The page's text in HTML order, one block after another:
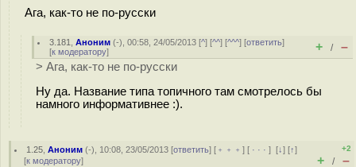
Ага, как-то не по-русски
3.181 ,Аноним (-), 00:58, 24/05/2013 [^] [^^] [^^^] [ответить]
[к модератору] + / –
> Ага, как-то не по-русски
Ну да. Название типа топичного там смотрелось бы
намного информативнее :).
1.25 ,Аноним (-), 10:08, 23/05/2013 [ответить] [ ﹢﹢﹢] [ · · ·][↓] [↑]
[к модератору]
+2
+ / –